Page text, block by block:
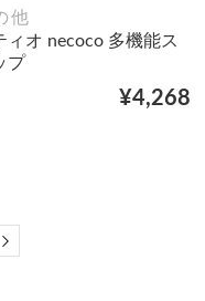
他
ィオ necoco 多機能ス
プ
¥4,268
Next